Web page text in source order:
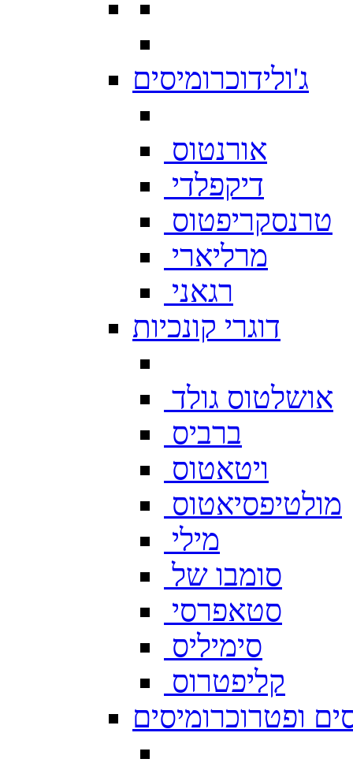
ג'ולידוכרומיסים
אורנטוס
דיקפלדי
טרנסקריפטוס
מרליארי
רגאני
דוגרי קונכיות
אושלטוס גולד
ברביס
ויטאטוס
מולטיפסיאטוס
מילי
סומבו של
סטאפרסי
סימיליס
קליפטרוס
ופטרוכרומיסים